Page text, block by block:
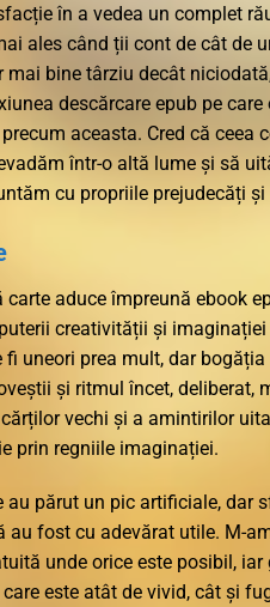
în a vedea un complet
ales când ții cont de cât de
bine târziu decât
descărcare epub pe
aceasta. Cred că
într-o altă lume și să
cu propriile prejudecăți și
carte aduce împreună ebook
creativității și
uneori prea mult, dar
și ritmul încet, deliberat,
vechi și a amintirilor
prin regniile imaginației.
au părut un pic artificiale, dar
au fost cu adevărat utile. M-
unde orice este posibil,
este atât de vivid, cât și